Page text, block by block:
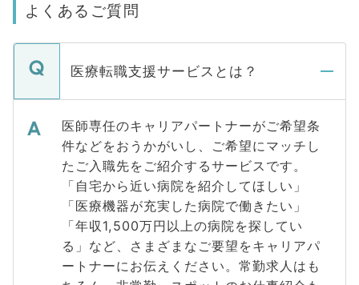
よくあるご質問
医療転職支援サービスとは？
医師専任のキャリアパートナーがご希望条
件などをおうかがいし、ご希望にマッチし
たご入職先をご紹介するサービスです。
「自宅から近い病院を紹介してほしい」
「医療機器が充実した病院で働きたい」
「年収1,500万円以上の病院を探してい
る」など、さまざまなご要望をキャリアパ
ートナーにお伝えください。常勤求人はも